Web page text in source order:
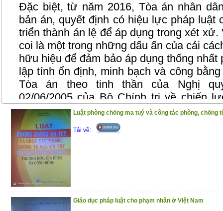
Đặc biệt, từ năm 2016, Tòa án nhân
bản án, quyết định có hiệu lực pháp luật
triển thành án lệ để áp dụng trong xét
coi là một trong những dấu ấn của cải
hữu hiệu để đảm bảo áp dụng thống
lập tính ổn định, minh bạch và công
Tòa án theo tinh thần của Nghị
02/06/2005 của Bộ Chính trị về chiến
2020 và Hiến pháp năm 2013. Cũng từ
tối cao đã tổng hợp các vướng mắc,
kịp thời nghiên cứu,ban hành các giải
dụng thống nhất trong khi chờ ban
đồng Thẩm phán Tòa án nhân dân tối cao.
Để thông tin kịp thời, đầy đủ, chính xác
nên trên của Tòa án nhân dân tối cao,
trọng giới thiệu đến bạn đọc!
Luật phòng chống ma tuý và công tác phòng, chống
Tải về:
Giáo dục pháp luật cho phạm nhân ở Việt Nam